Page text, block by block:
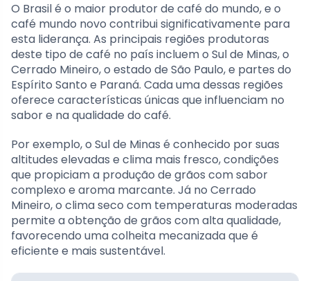
O Brasil é o maior produtor de café do mundo, e o
café mundo novo contribui significativamente para
esta liderança. As principais regiões produtoras
deste tipo de café no país incluem o Sul de Minas, o
Cerrado Mineiro, o estado de São Paulo, e partes do
Espírito Santo e Paraná. Cada uma dessas regiões
oferece características únicas que influenciam no
sabor e na qualidade do café.
Por exemplo, o Sul de Minas é conhecido por suas
altitudes elevadas e clima mais fresco, condições
que propiciam a produção de grãos com sabor
complexo e aroma marcante. Já no Cerrado
Mineiro, o clima seco com temperaturas moderadas
permite a obtenção de grãos com alta qualidade,
favorecendo uma colheita mecanizada que é
eficiente e mais sustentável.